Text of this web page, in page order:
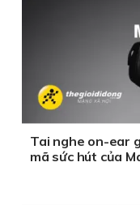
Tai nghe on-ear
mã sức hút của